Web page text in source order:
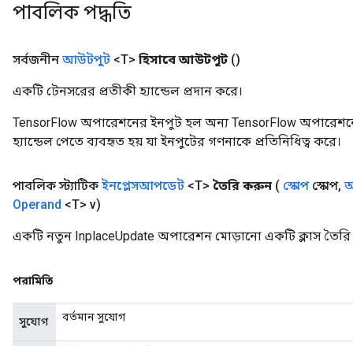
পাবলিক পদ্ধতি
সর্বজনীন আউটপুট <T> হিসাবে আউটপুট ()
একটি টেনসরের প্রতীকী হ্যান্ডেল প্রদান করে।
TensorFlow অপারেশনের ইনপুট হল অন্য TensorFlow
হ্যান্ডেল পেতে ব্যবহৃত হয় যা ইনপুটের গণনাকে প্রতিনিধিত্ব করে।
পাবলিক স্ট্যাটিক ইনপ্লেসআপডেট <T> তৈরি করুন ( স্কোপস্কোপ,
Operand <T> v)
একটি নতুন InplaceUpdate অপারেশন মোড়ানো একটি ক্লাস তৈরি
পরামিতি
সুযোগ বর্তমান সুযোগ